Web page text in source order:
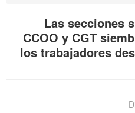
Las secciones
CCOO y CGT
los trabajadores